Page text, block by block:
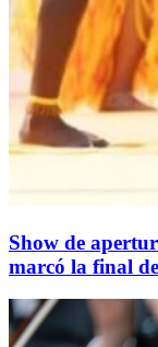
Show de
marcó la final